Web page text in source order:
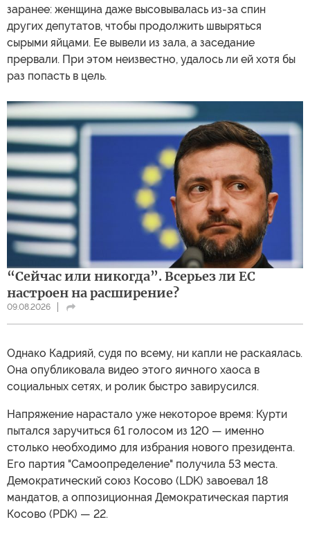
заранее: женщина даже высовывалась из-за спин
других депутатов, чтобы продолжить швыряться
сырыми яйцами. Ее вывели из зала, а заседание
прервали. При этом неизвестно, удалось ли ей хотя бы
раз попасть в цель.
“Сейчас или никогда”. Всерьез ли ЕС
настроен на расширение?
09.08.2026
Однако Кадрияй, судя по всему, ни капли не раскаялась.
Она опубликовала видео этого яичного хаоса в
социальных сетях, и ролик быстро завирусился.
Напряжение нарастало уже некоторое время: Курти
пытался заручиться 61 голосом из 120 — именно
столько необходимо для избрания нового президента.
Его партия "Самоопределение" получила 53 места.
Демократический союз Косово (LDK) завоевал 18
мандатов, а оппозиционная Демократическая партия
Косово (PDK) — 22.